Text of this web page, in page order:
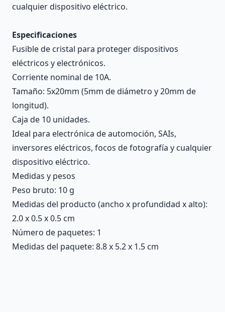
cualquier dispositivo eléctrico.
Especificaciones
Fusible de cristal para proteger dispositivos
eléctricos y electrónicos.
Corriente nominal de 10A.
Tamaño: 5x20mm (5mm de diámetro y 20mm de
longitud).
Caja de 10 unidades.
Ideal para electrónica de automoción, SAIs,
inversores eléctricos, focos de fotografía y cualquier
dispositivo eléctrico.
Medidas y pesos
Peso bruto: 10 g
Medidas del producto (ancho x profundidad x alto):
2.0 x 0.5 x 0.5 cm
Número de paquetes: 1
Medidas del paquete: 8.8 x 5.2 x 1.5 cm